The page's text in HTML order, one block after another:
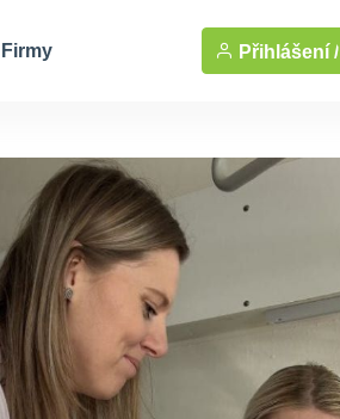
Firmy Přihlášení /